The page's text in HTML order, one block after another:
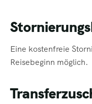
Eine kostenfreie
Reisebeginn möglich.